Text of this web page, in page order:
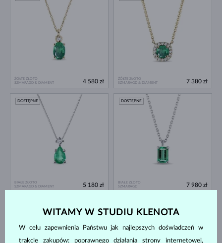
ŻÓŁTE ZŁOTO
SZMARAGD & DIAMENT
4 580 zł
ŻÓŁTE ZŁOTO
SZMARAGD & DIAMENT
7 380 zł
BIAŁE ZŁOTO
SZMARAGD & DIAMENT
DOSTĘPNE
5 180 zł
BIAŁE ZŁOTO
SZMARAGD
DOSTĘPNE
7 980 zł
WITAMY W STUDIU KLENOTA
W celu zapewnienia Państwu jak najlepszych doświadczeń w
trakcie zakupów: poprawnego działania strony internetowej,